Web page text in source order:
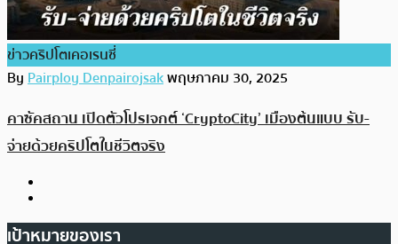
ข่าวคริปโตเคอเรนซี่
ByPairploy Denpairojsakพฤษภาคม 30, 2025
คาซัคสถาน เปิดตัวโปรเจกต์ ‘CryptoCity’ เมืองต้นแบบ รับ-
จ่ายด้วยคริปโตในชีวิตจริง
เป้าหมายของเรา